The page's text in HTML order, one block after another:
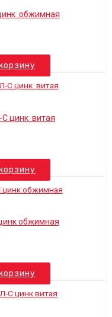
обжимная
цинк витая
обжимная